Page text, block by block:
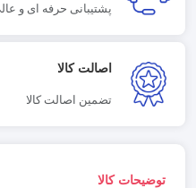
پشتیبانی حرفه ای و
اصالت کالا
تضمین اصالت کالا
توضیحات کالا